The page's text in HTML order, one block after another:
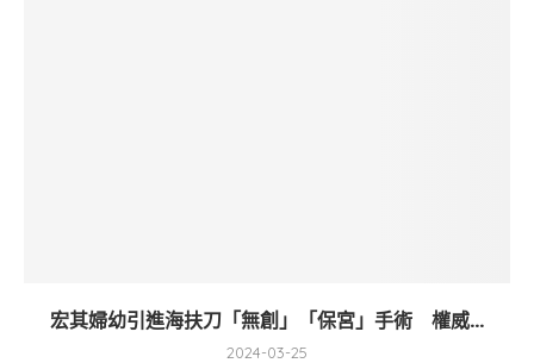
宏其婦幼引進海扶刀「無創」「保宮」手術 權威...
2024-03-25